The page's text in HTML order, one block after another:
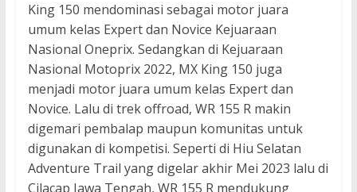
King 150 mendominasi sebagai motor juara
umum kelas Expert dan Novice Kejuaraan
Nasional Oneprix. Sedangkan di Kejuaraan
Nasional Motoprix 2022, MX King 150 juga
menjadi motor juara umum kelas Expert dan
Novice. Lalu di trek offroad, WR 155 R makin
digemari pembalap maupun komunitas untuk
digunakan di kompetisi. Seperti di Hiu Selatan
Adventure Trail yang digelar akhir Mei 2023 lalu di
Cilacap Jawa Tengah, WR 155 R mendukung